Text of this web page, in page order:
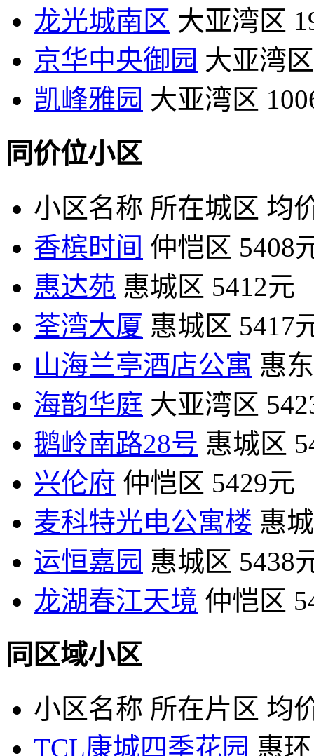
龙光城南区 大亚湾区
京华中央御园 大亚湾区
凯峰雅园 大亚湾区
同价位小区
小区名称 所在城区 均
香槟时间 仲恺区 5408
惠达苑 惠城区 5412元
荃湾大厦 惠城区 5417
山海兰亭酒店公寓 惠
海韵华庭 大亚湾区
鹅岭南路28号 惠城区
兴伦府 仲恺区 5429元
麦科特光电公寓楼 惠
运恒嘉园 惠城区 5438
龙湖春江天境 仲恺区
同区域小区
小区名称 所在片区 均
TCL康城四季花园 惠环